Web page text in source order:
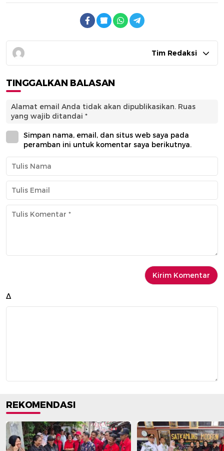
Tim Redaksi
TINGGALKAN BALASAN
Alamat email Anda tidak akan dipublikasikan. Ruas
yang wajib ditandai *
Simpan nama, email, dan situs web saya pada
peramban ini untuk komentar saya berikutnya.
Δ
REKOMENDASI